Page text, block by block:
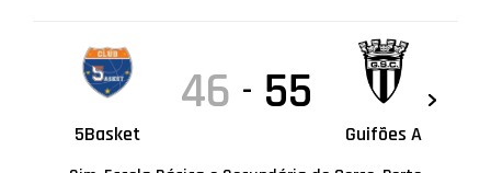
5Basket
46 - 55
Guifões A